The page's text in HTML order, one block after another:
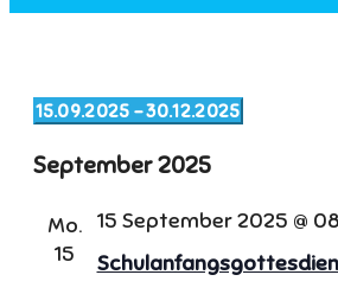
Veranstaltungen
15.09.2025 - 30.12.2025
wählen.
September 2025
Mo.
15
15 September 2025 @